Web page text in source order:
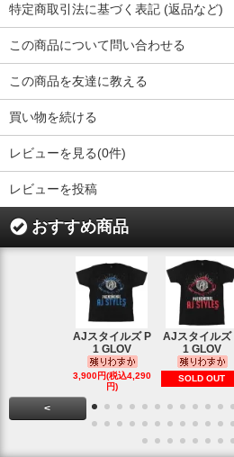
特定商取引法に基づく表記 (返品など)
この商品について問い合わせる
この商品を友達に教える
買い物を続ける
レビューを見る(0件)
レビューを投稿
おすすめ商品
AJスタイルズ P
1 GLOV
3,900円(税込4,290
円)
AJスタイルズ
1 GLOV
SOLD OUT
<